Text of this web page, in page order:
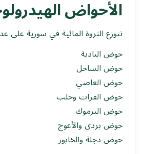
الأحواض
تتوزع الثروة المائية في سورية على
حوض البادية
حوض الساحل
حوض العاصي
حوض الفرات وحلب
حوض اليرموك
حوض بردى والأعوج
حوض دجلة والخابور